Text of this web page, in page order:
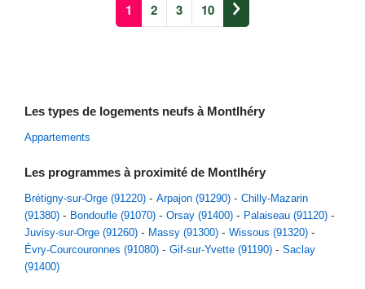
1 2 3 10
Les types de logements neufs à Montlhéry
Appartements
Les programmes à proximité de Montlhéry
Brétigny-sur-Orge (91220) Arpajon (91290)
Chilly-Mazarin
(91380)
Bondoufle (91070) Orsay (91400)
Palaiseau (91120)
Juvisy-sur-Orge (91260)
Massy (91300)
Wissous (91320)
Évry-Courcouronnes (91080)
Gif-sur-Yvette (91190)
Saclay
(91400)